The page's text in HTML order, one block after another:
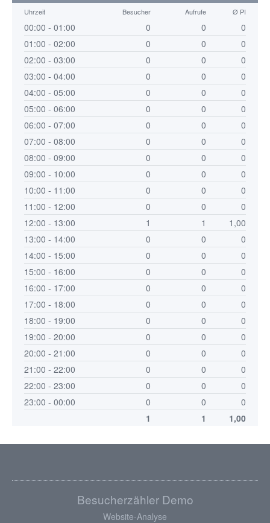
Uhrzeit Besucher Aufrufe Ø PI
00:00 - 01:00 0 0
0
01:00 - 02:00
0 0
0
02:00 - 03:00
0 0
0
03:00 - 04:00
0 0
0
04:00 - 05:00
0 0
0
05:00 - 06:00
0 0
0
06:00 - 07:00
0 0
0
07:00 - 08:00
0 0
0
08:00 - 09:00
0 0
0
09:00 - 10:00
0 0
0
10:00 - 11:00
0 0
0
11:00 - 12:00
0 0
0
12:00 - 13:00
1 1
1,00
13:00 - 14:00
0 0
0
14:00 - 15:00
0 0
0
15:00 - 16:00
0 0
0
16:00 - 17:00
0 0
0
17:00 - 18:00
0 0
0
18:00 - 19:00
0 0
0
19:00 - 20:00
0 0
0
20:00 - 21:00
0 0
0
21:00 - 22:00
0 0
0
22:00 - 23:00
0 0
0
23:00 - 00:00
0 0
0
1
1 1,00
Besucherzähler Demo
Website-Analyse